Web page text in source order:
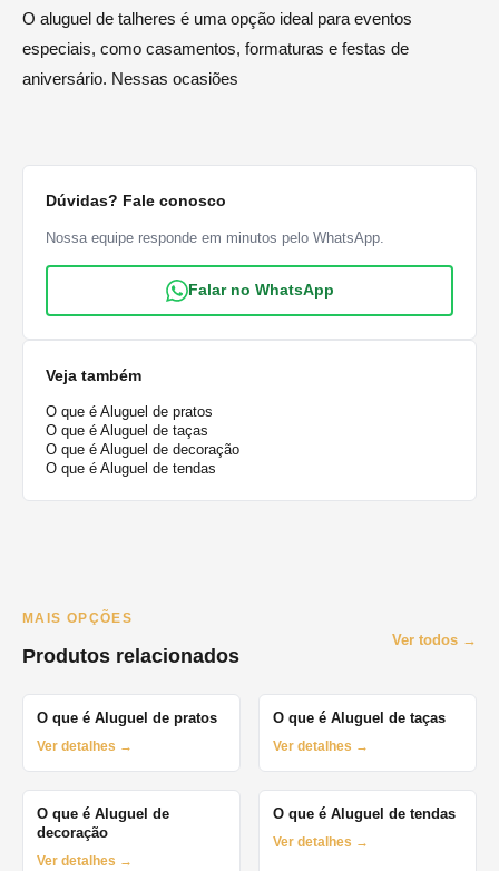
O aluguel de talheres é uma opção ideal para eventos
especiais, como casamentos, formaturas e festas de
aniversário. Nessas ocasiões
Dúvidas? Fale conosco
Nossa equipe responde em minutos pelo WhatsApp.
Falar no WhatsApp
Veja também
O que é Aluguel de pratos
O que é Aluguel de taças
O que é Aluguel de decoração
O que é Aluguel de tendas
MAIS OPÇÕES
Produtos relacionados
Ver todos →
O que é Aluguel de pratos
Ver detalhes →
O que é Aluguel de taças
Ver detalhes →
O que é Aluguel de
decoração
Ver detalhes →
O que é Aluguel de tendas
Ver detalhes →